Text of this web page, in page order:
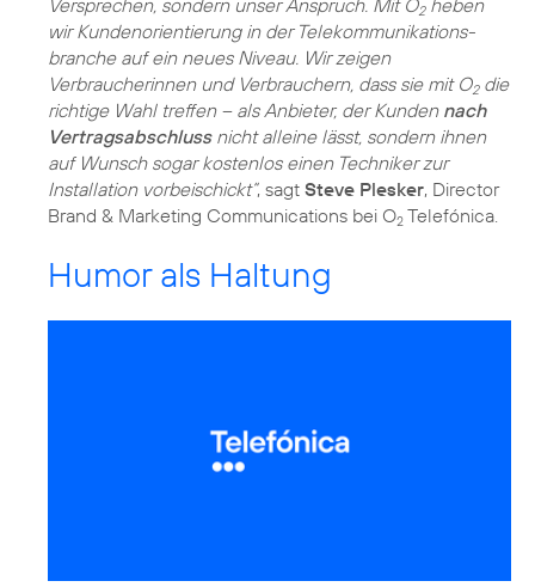
2
wir Kundenorientierung in der Telekommunikations­
branche auf ein neues Niveau. Wir zeigen
Verbraucherinnen und Verbrauchern, dass sie mit O2die
richtige Wahl treffen – als Anbieter, der Kunden nach
Vertragsabschlussnicht alleine lässt, sondern ihnen
auf Wunsch sogar kostenlos einen Techniker zur
Installation vorbeischickt“, sagt Steve Plesker, Director
Brand & Marketing Communications bei O2 Telefónica.
Humor als Haltung